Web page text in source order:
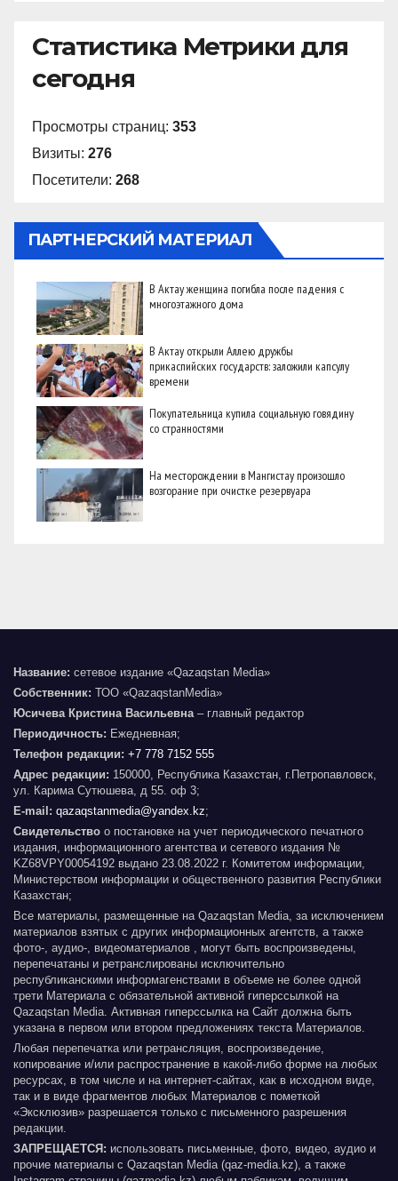
Статистика Метрики для
сегодня
Просмотры страниц: 353
Визиты: 276
Посетители: 268
ПАРТНЕРСКИЙ МАТЕРИАЛ
В Актау женщина погибла после падения с
многоэтажного дома
В Актау открыли Аллею дружбы
прикаспийских государств: заложили капсулу
времени
Покупательница купила социальную говядину
со странностями
На месторождении в Мангистау произошло
возгорание при очистке резервуара
Название: сетевое издание «Qazaqstan Media»
Собственник: ТОО «QazaqstanMedia»
Юсичева Кристина Васильевна– главный редактор
Периодичность: Ежедневная;
Телефон редакции: +7 778 7152 555
Адрес редакции: 150000, Республика Казахстан, г.Петропавловск,
ул. Карима Сутюшева, д 55. оф 3;
E-mail: qazaqstanmedia@yandex.kz;
Свидетельство о постановке на учет периодического печатного
издания, информационного агентства и сетевого издания №
KZ68VPY00054192 выдано 23.08.2022 г. Комитетом информации,
Министерством информации и общественного развития Республики
Казахстан;
Все материалы, размещенные на Qazaqstan Media, за исключением
материалов взятых с других информационных агентств, а также
фото-, аудио-, видеоматериалов , могут быть воспроизведены,
перепечатаны и ретранслированы исключительно
республиканскими информагенствами в объеме не более одной
трети Материала с обязательной активной гиперссылкой на
Qazaqstan Media. Активная гиперссылка на Сайт должна быть
указана в первом или втором предложениях текста Материалов.
Любая перепечатка или ретрансляция, воспроизведение,
копирование и/или распространение в какой-либо форме на любых
ресурсах, в том числе и на интернет-сайтах, как в исходном виде,
так и в виде фрагментов любых Материалов с пометкой
«Эксклюзив» разрешается только с письменного разрешения
редакции.
ЗАПРЕЩАЕТСЯ: использовать письменные, фото, видео, аудио и
прочие материалы с Qazaqstan Media (qaz-media.kz), а также